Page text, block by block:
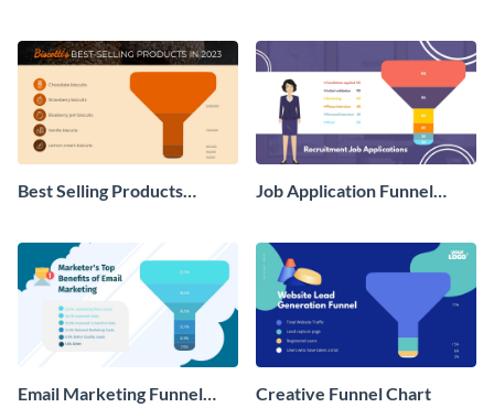
Best Selling Products
Job Application Funnel
Email Marketing Funnel
Creative Funnel Chart